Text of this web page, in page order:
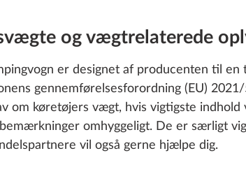
og vægtrelaterede
er designet af producenten til
gennemførelsesforordning (EU)
om køretøjers vægt, hvis vigtigste
omhyggeligt. De er særligt
vil også gerne hjælpe dig.